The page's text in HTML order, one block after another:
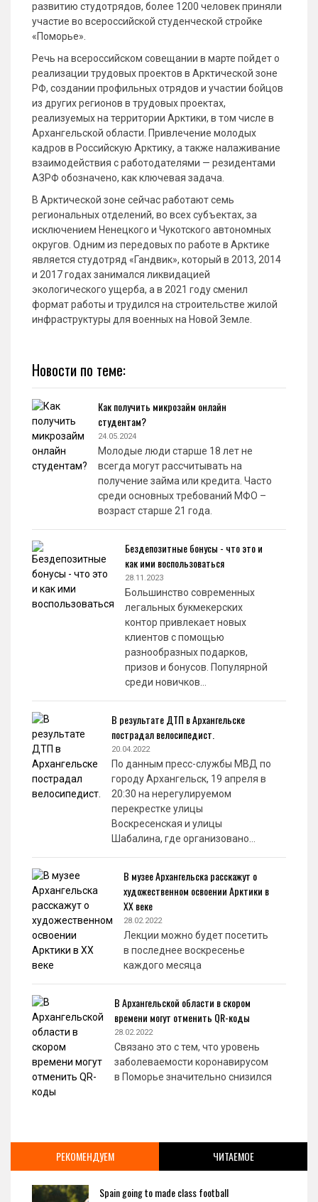
развитию студотрядов, более 1200 человек приняли
участие во всероссийской студенческой стройке
«Поморье».
Речь на всероссийском совещании в марте пойдет о
реализации трудовых проектов в Арктической зоне
РФ, создании профильных отрядов и участии бойцов
из других регионов в трудовых проектах,
реализуемых на территории Арктики, в том числе в
Архангельской области. Привлечение молодых
кадров в Российскую Арктику, а также налаживание
взаимодействия с работодателями — резидентами
АЗРФ обозначено, как ключевая задача.
В Арктической зоне сейчас работают семь
региональных отделений, во всех субъектах, за
исключением Ненецкого и Чукотского автономных
округов. Одним из передовых по работе в Арктике
является студотряд «Гандвик», который в 2013, 2014
и 2017 годах занимался ликвидацией
экологического ущерба, а в 2021 году сменил
формат работы и трудился на строительстве жилой
инфраструктуры для военных на Новой Земле.
Новости по теме:
Как получить микрозайм онлайн
студентам?
24.05.2024
Молодые люди старше 18 лет не
всегда могут рассчитывать на
получение займа или кредита. Часто
среди основных требований МФО –
возраст старше 21 года.
Бездепозитные бонусы - что это и
как ими воспользоваться
28.11.2023
Большинство современных
легальных букмекерских
контор привлекает новых
клиентов с помощью
разнообразных подарков,
призов и бонусов. Популярной
среди новичков…
В результате ДТП в Архангельске
пострадал велосипедист.
20.04.2022
По данным пресс-службы МВД по
городу Архангельск, 19 апреля в
20:30 на нерегулируемом
перекрестке улицы
Воскресенская и улицы
Шабалина, где организовано…
В музее Архангельска расскажут о
художественном освоении Арктики в
XX веке
28.02.2022
Лекции можно будет посетить
в последнее воскресенье
каждого месяца
В Архангельской области в скором
времени могут отменить QR-коды
28.02.2022
Связано это с тем, что уровень
заболеваемости коронавирусом
в Поморье значительно снизился
РЕКОМЕНДУЕМ ЧИТАЕМОЕ
Spain going to made class football